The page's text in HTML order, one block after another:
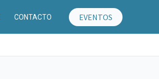
CONTACTO EVENTOS